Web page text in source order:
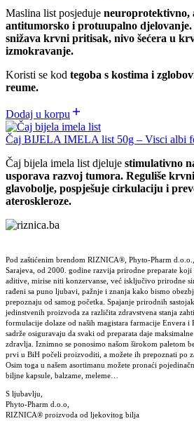
Maslina list posjeduje neuroprotektivno,
antitumorsko i protuupalno
snižava krvni pritisak, nivo šećera u
izmokravanje.
Koristi se kod tegoba s kostima i
reume.
Dodaj u korpu
Čaj BIJELA IMELA list 50g – Visci albi
Čaj bijela imela list djeluje stimulativno
usporava razvoj tumora. Reguliše
glavobolje, pospješuje cirkulaciju i
ateroskleroze.
Pod zaštićenim brendom RIZNICA®, Phyto-Pharm
Sarajeva, od 2000. godine razvija prirodne preparate koji
aditive, mirise niti konzervanse, već isključivo prirodne
rađeni sa puno ljubavi, pažnje i znanja kako bismo
prepoznaju od samog početka. Spajanje prirodnih
jedinstvenih proizvoda za različita zdravstvena stanja
formulacije dolaze od naših magistara farmacije Envera i
sadrže osiguravaju da svaki od preparata daje
zdravlja. Iznimno se ponosimo našom širokom paletom
prvi u BiH počeli proizvoditi, a možete ih prepoznati po
Osim toga u našem asortimanu možete pronaći
biljne kapsule, balzame, meleme…
S ljubavlju,
Phyto-Pharm d.o.o,
RIZNICA® proizvoda od ljekovitog bilja